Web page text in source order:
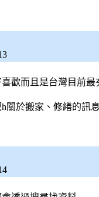
歡而且是台灣目前
關於搬家、修繕的訊